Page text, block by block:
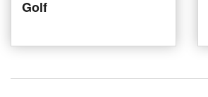
Golf